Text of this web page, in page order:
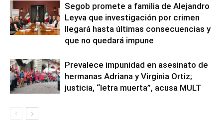
Segob promete a familia de Alejandro
Leyva que investigación por crimen
llegará hasta últimas consecuencias y
que no quedará impune
Prevalece impunidad en asesinato de
hermanas Adriana y Virginia Ortiz;
justicia, “letra muerta”, acusa MULT